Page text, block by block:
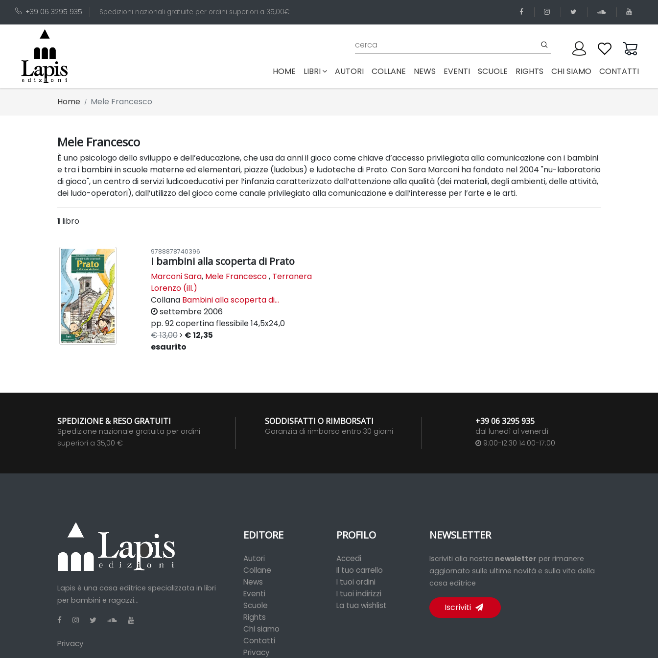
+39 06 3295 935 Spedizioni nazionali gratuite per ordini superiori a 35,00€
HOME (CURRENT)
LIBRI AUTORI COLLANE NEWS EVENTI SCUOLE RIGHTS CHI SIAMO CONTATTI
Home Mele Francesco
Mele Francesco
È uno psicologo dello sviluppo e dell’educazione, che usa da anni il gioco come chiave d’accesso privilegiata alla comunicazione con i bambini
e tra i bambini in scuole materne ed elementari, piazze (ludobus) e ludoteche di Prato. Con Sara Marconi ha fondato nel 2004 "nu-laboratorio
di gioco", un centro di servizi ludicoeducativi per l’infanzia caratterizzato dall’attenzione alla qualità (dei materiali, degli ambienti, delle attività,
dei ludo-operatori), dall’utilizzo del gioco come canale privilegiato alla comunicazione e dall’interesse per l’arte e le arti.
1 libro
9788878740396
I bambini alla scoperta di Prato
Marconi Sara, Mele Francesco, Terranera
Lorenzo (ill.)
Collana Bambini alla scoperta di...
settembre 2006
pp. 92copertina flessibile14,5x24,0
€ 13,00
€ 12,35
esaurito
SPEDIZIONE & RESO GRATUITI
Spedizione nazionale gratuita per ordini
superiori a 35,00 €
SODDISFATTI O RIMBORSATI
Garanzia di rimborso entro 30 giorni
+39 06 3295 935
dal lunedì al venerdì
9:00-12:30 14:00-17:00
Lapis è una casa editrice specializzata in libri
per bambini e ragazzi...
Privacy
EDITORE
Autori
Collane
News
Eventi
Scuole
Rights
Chi siamo
Contatti
Privacy
PROFILO
Accedi
Il tuo carrello
I tuoi ordini
I tuoi indirizzi
La tua wishlist
NEWSLETTER
Iscriviti alla nostra newsletter per rimanere
aggiornato sulle ultime novità e sulla vita della
casa editrice
Iscriviti